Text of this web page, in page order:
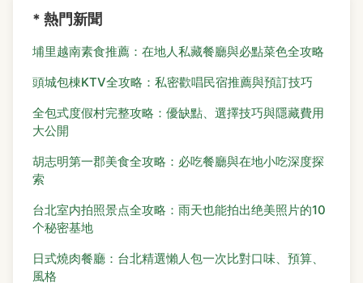
* 熱門新聞
埔里越南素食推薦：在地人私藏餐廳與必點菜色全攻略
頭城包棟KTV全攻略：私密歡唱民宿推薦與預訂技巧
全包式度假村完整攻略：優缺點、選擇技巧與隱藏費用
大公開
胡志明第一郡美食全攻略：必吃餐廳與在地小吃深度探
索
台北室内拍照景点全攻略：雨天也能拍出绝美照片的10
个秘密基地
日式燒肉餐廳：台北精選懶人包一次比對口味、預算、
風格